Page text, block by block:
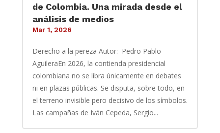
de Colombia. Una mirada desde el
análisis de medios
Mar 1, 2026
Derecho a la pereza Autor: Pedro Pablo
AguileraEn 2026, la contienda presidencial
colombiana no se libra únicamente en debates
ni en plazas públicas. Se disputa, sobre todo, en
el terreno invisible pero decisivo de los símbolos.
Las campañas de Iván Cepeda, Sergio...